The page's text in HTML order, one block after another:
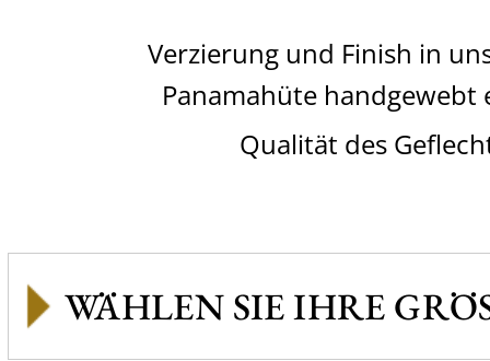
Verzierung und Finish in
Panamahüte handgewebt
Qualität des